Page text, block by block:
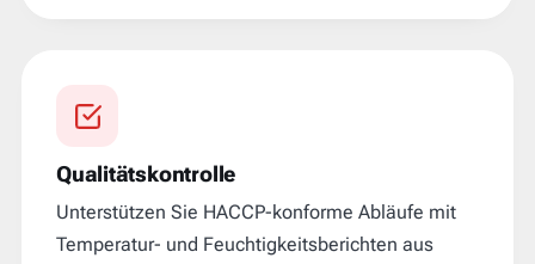
Qualitätskontrolle
Unterstützen Sie HACCP-konforme Abläufe mit
Temperatur- und Feuchtigkeitsberichten aus